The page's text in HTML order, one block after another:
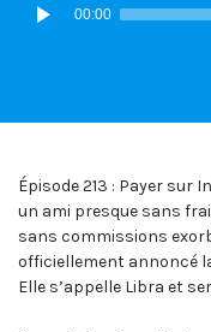
audio
00:00
Épisode 213 : Payer sur
un ami presque sans
sans commissions
officiellement annoncé
Elle s’appelle Libra et